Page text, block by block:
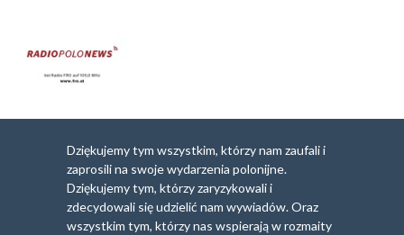
Dziękujemy tym wszystkim, którzy nam zaufali i
zaprosili na swoje wydarzenia polonijne.
Dziękujemy tym, którzy zaryzykowali i
zdecydowali się udzielić nam wywiadów. Oraz
wszystkim tym, którzy nas wspierają w rozmaity